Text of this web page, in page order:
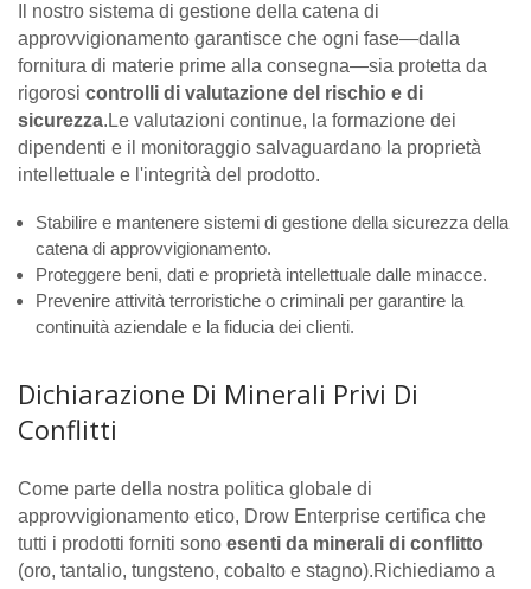
Il nostro sistema di gestione della catena di
approvvigionamento garantisce che ogni fase—dalla
fornitura di materie prime alla consegna—sia protetta da
rigorosi controlli di valutazione del rischio e di
sicurezza.Le valutazioni continue, la formazione dei
dipendenti e il monitoraggio salvaguardano la proprietà
intellettuale e l'integrità del prodotto.
Stabilire e mantenere sistemi di gestione della sicurezza della
catena di approvvigionamento.
Proteggere beni, dati e proprietà intellettuale dalle minacce.
Prevenire attività terroristiche o criminali per garantire la
continuità aziendale e la fiducia dei clienti.
Dichiarazione Di Minerali Privi Di
Conflitti
Come parte della nostra politica globale di
approvvigionamento etico, Drow Enterprise certifica che
tutti i prodotti forniti sono esenti da minerali di conflitto
(oro, tantalio, tungsteno, cobalto e stagno).Richiediamo a